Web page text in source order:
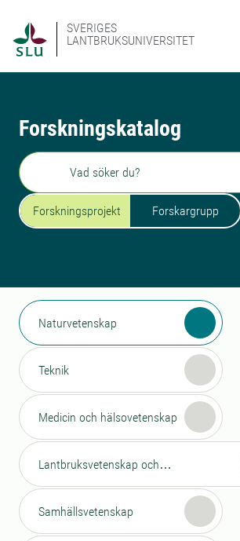
SVERIGES
LANTBRUKSUNIVERSITET
Forskningskatalog
Sök
Forskningsprojekt Forskargrupp
Naturvetenskap
Teknik
Medicin och hälsovetenskap
Lantbruksvetenskap och
veterinärmedicin
Samhällsvetenskap